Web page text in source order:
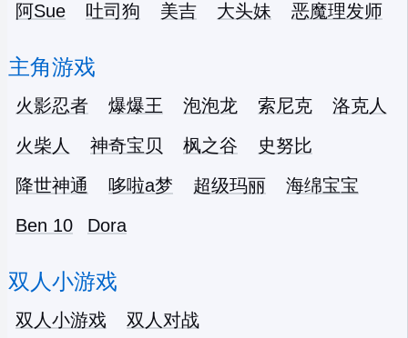
阿Sue 吐司狗 美吉 大头妹 恶魔理发师
主角游戏
火影忍者 爆爆王 泡泡龙 索尼克
洛克人
火柴人
神奇宝贝 枫之谷
史努比
降世神通
哆啦a梦 超级玛丽
海绵宝宝
Ben 10
Dora
双人小游戏
双人小游戏 双人对战